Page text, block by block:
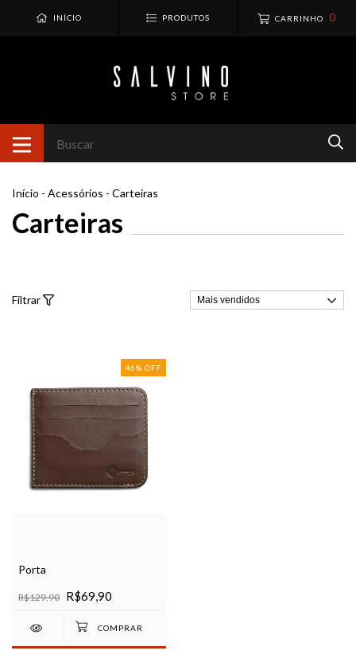
INÍCIO PRODUTOS CARRINHO 0
Início - Acessórios - Carteiras
Carteiras
Filtrar
46% OFF
Porta
R$129,90 R$69,90